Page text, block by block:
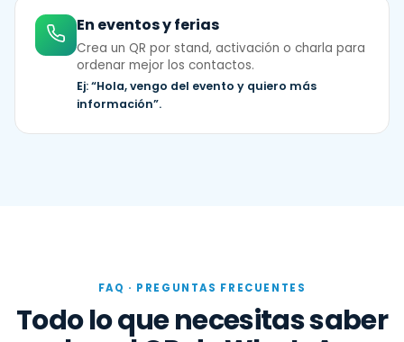
En eventos y ferias
Crea un QR por stand, activación o charla para
ordenar mejor los contactos.
Ej: “Hola, vengo del evento y quiero más
Todo lo que necesitas saber